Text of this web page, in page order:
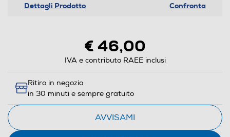
Dettagli Prodotto Confronta
€ 46,00
IVA e contributo RAEE inclusi
Ritiro in negozio
in 30 minuti e sempre gratuito
AVVISAMI